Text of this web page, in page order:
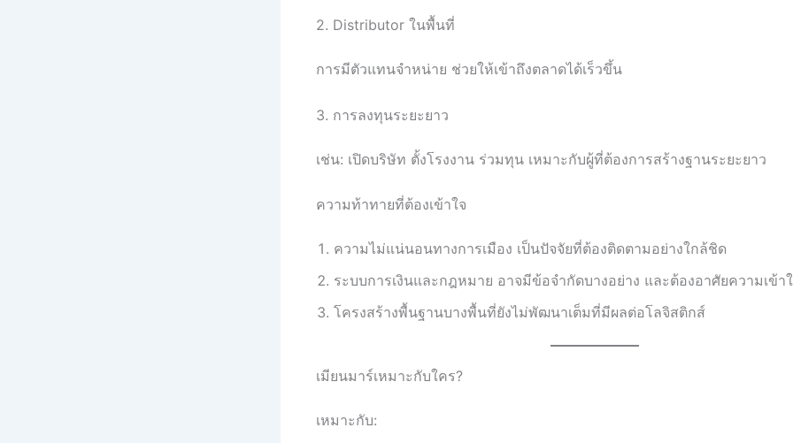
2. Distributor ในพื้นที่
การมีตัวแทนจำหน่าย ช่วยให้เข้าถึงตลาดได้เร็วขึ้น
3. การลงทุนระยะยาว
เช่น: เปิดบริษัท ตั้งโรงงาน ร่วมทุน เหมาะกับผู้ที่ต้องการสร้างฐานระยะยาว
ความท้าทายที่ต้องเข้าใจ
ความไม่แน่นอนทางการเมือง เป็นปัจจัยที่ต้องติดตามอย่างใกล้ชิด
ระบบการเงินและกฎหมาย อาจมีข้อจำกัดบางอย่าง และต้องอาศัยความเข้า
โครงสร้างพื้นฐานบางพื้นที่ยังไม่พัฒนาเต็มที่มีผลต่อโลจิสติกส์
เมียนมาร์เหมาะกับใคร?
เหมาะกับ: